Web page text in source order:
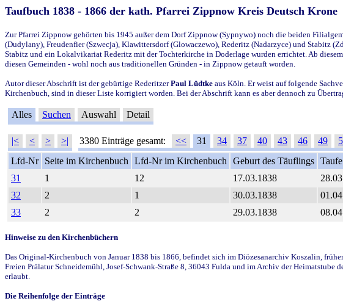
Taufbuch 1838 - 1866 der kath. Pfarrei Zippnow Kreis Deutsch Krone
Zur Pfarrei Zippnow gehörten bis 1945 außer dem Dorf Zippnow (Sypnywo) noch die beiden
(Dudylany), Freudenfier (Szwecja), Klawittersdorf (Glowaczewo), Rederitz (Nadarzyce) und Stabitz
Stabitz und ein Lokalvikariat Rederitz mit der Tochterkirche in Doderlage wurden errichtet. Ab
diesen Gemeinden - wohl noch aus traditionellen Gründen - in Zippnow getauft worden.
Autor dieser Abschrift ist der gebürtige RederitzerPaul Lüdtke aus Köln. Er weist auf folgende
Kirchenbuch, sind in dieser Liste korrigiert worden. Bei der Abschrift kann es aber dennoch zu
Alles Suchen Auswahl Detail
|< < > >| 3380 Einträge gesamt: << 31 34 37 40 43 46 49
Lfd-Nr
Seite im Kirchenbuch Lfd-Nr im Kirchenbuch Geburt des Täuflings
31
1 12 17.03.1838
32
2 1 30.03.1838
33
2 2 29.03.1838
Hinweise zu den Kirchenbüchern
Das Original-Kirchenbuch von Januar 1838 bis 1866, befindet sich im Diözesanarchiv Koszalin,
Freien Prälatur Schneidemühl, Josef-Schwank-Straße 8, 36043 Fulda und im Archiv der
erlaubt.
Die Reihenfolge der Einträge